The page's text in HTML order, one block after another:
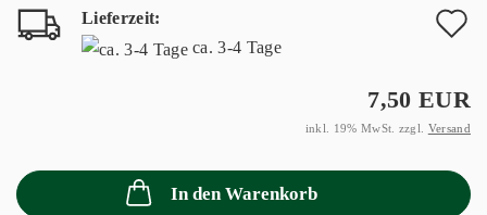
Lieferzeit:
ca. 3-4 Tage
7,50 EUR
inkl. 19% MwSt. zzgl. Versand
In den Warenkorb